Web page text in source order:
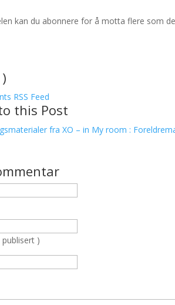
kan du abonnere for å motta flere som
RSS Feed
this Post
fra XO – in My room :
publisert )